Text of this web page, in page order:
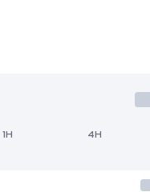
1H 4H